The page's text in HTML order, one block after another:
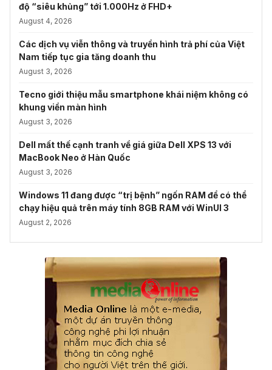
độ “siêu khủng” tới 1.000Hz ở FHD+
August 4, 2026
Các dịch vụ viễn thông và truyền hình trả phí của Việt
Nam tiếp tục gia tăng doanh thu
August 3, 2026
Tecno giới thiệu mẫu smartphone khái niệm không có
khung viền màn hình
August 3, 2026
Dell mất thế cạnh tranh về giá giữa Dell XPS 13 với
MacBook Neo ở Hàn Quốc
August 3, 2026
Windows 11 đang được “trị bệnh” ngốn RAM để có thể
chạy hiệu quả trên máy tính 8GB RAM với WinUI 3
August 2, 2026